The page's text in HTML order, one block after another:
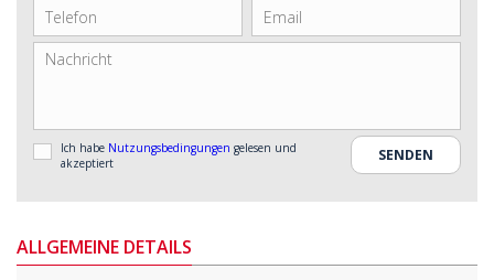
Ich habe Nutzungsbedingungen gelesen und
akzeptiert
ALLGEMEINE DETAILS